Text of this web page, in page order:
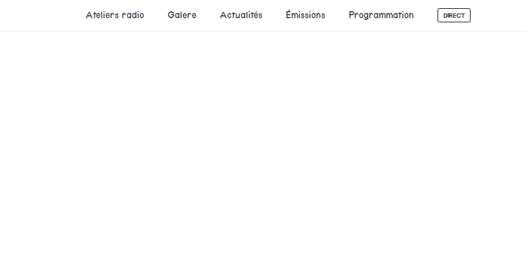
Ateliers radio Galere Actualités Émissions Programmation DIRECT